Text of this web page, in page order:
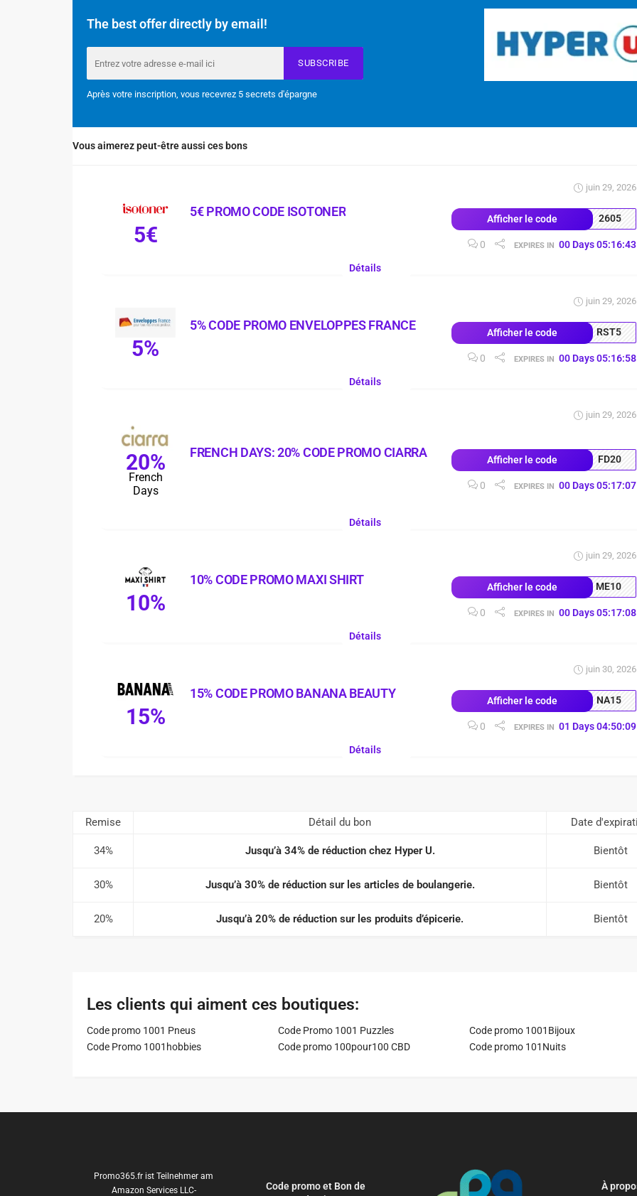
The best offer directly by email!
SUBSCRIBE
Après votre inscription, vous recevrez 5 secrets d'épargne
Vous aimerez peut-être aussi ces bons
5€
5€ PROMO CODE ISOTONER
juin 29, 2026
Afficher le code 2605
0 EXPIRES IN 00 Days 05:16:42
Détails
5%
5% CODE PROMO ENVELOPPES FRANCE
juin 29, 2026
Afficher le code RST5
0 EXPIRES IN 00 Days 05:16:57
Détails
20%
French
Days
FRENCH DAYS: 20% CODE PROMO CIARRA
juin 29, 2026
Afficher le code FD20
0 EXPIRES IN 00 Days 05:17:06
Détails
10%
10% CODE PROMO MAXI SHIRT
juin 29, 2026
Afficher le code ME10
0 EXPIRES IN 00 Days 05:17:07
Détails
15%
15% CODE PROMO BANANA BEAUTY
juin 30, 2026
Afficher le code NA15
0 EXPIRES IN 01 Days 04:50:08
Détails
Remise Détail du bon Date
34% Jusqu’à 34% de réduction chez Hyper U. Bientôt
30% Jusqu’à 30% de réduction sur les articles de boulangerie. Bientôt
20% Jusqu’à 20% de réduction sur les produits d’épicerie. Bientôt
Les clients qui aiment ces boutiques:
Code promo 1001 Pneus Code Promo 1001 Puzzles
Code promo 1001Bijoux
Code Promo 1001hobbies
Code promo 100pour100 CBD Code promo 101Nuits
Promo365.fr ist Teilnehmer am
Amazon Services LLC-
Code promo et Bon de
À